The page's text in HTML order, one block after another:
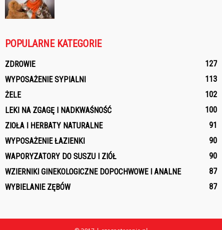
POPULARNE KATEGORIE
ZDROWIE
127
WYPOSAŻENIE SYPIALNI
113
ŻELE
102
LEKI NA ZGAGĘ I NADKWAŚNOŚĆ
100
ZIOŁA I HERBATY NATURALNE
91
WYPOSAŻENIE ŁAZIENKI
90
WAPORYZATORY DO SUSZU I ZIÓŁ
90
WZIERNIKI GINEKOLOGICZNE DOPOCHWOWE I ANALNE
87
WYBIELANIE ZĘBÓW
87